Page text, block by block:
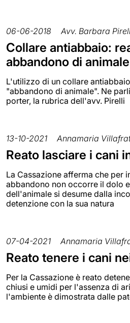
06-06-2018 Avv. Barbara
Collare antiabbaio:
abbandono di animale
L'utilizzo di un collare
"abbandono di animale". Ne
porter, la rubrica dell'avv. Pirelli
13-10-2021 Annamaria
Reato lasciare i cani
La Cassazione afferma che per
abbandono non occorre il dolo
dell'animale si desume dalla
detenzione con la sua natura
07-04-2021 Annamaria
Reato tenere i cani
Per la Cassazione è reato
chiusi e umidi per l'assenza di
l'ambiente è dimostrata dalle